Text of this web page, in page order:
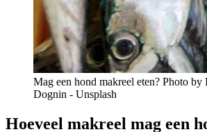
Mag een hond makreel eten? Photo by
Dognin - Unsplash
Hoeveel makreel mag een